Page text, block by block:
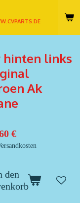
hinten links
Ak
€
den